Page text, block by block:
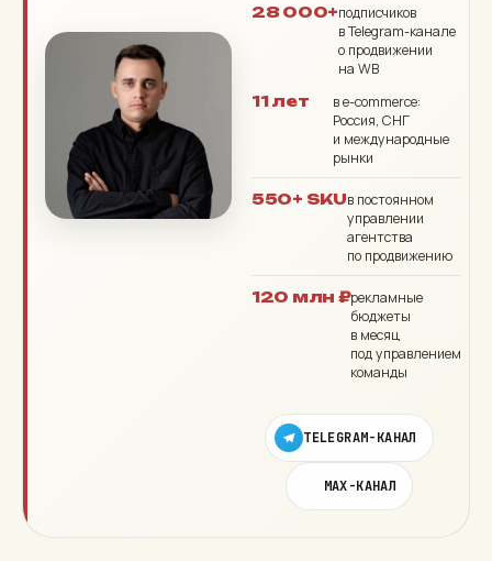
28 000+подписчиков
в Telegram-канале
о продвижении
на WB
11 лет
в e-commerce:
Россия, СНГ
и международные
рынки
550+ SKUв постоянном
управлении
агентства
по продвижению
120 млн ₽рекламные
бюджеты
в месяц
под управлением
команды
TELEGRAM-КАНАЛ
MAX-КАНАЛ